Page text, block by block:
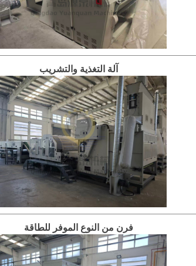
آلة التغذية والتشريب
فرن من النوع الموفر للطاقة